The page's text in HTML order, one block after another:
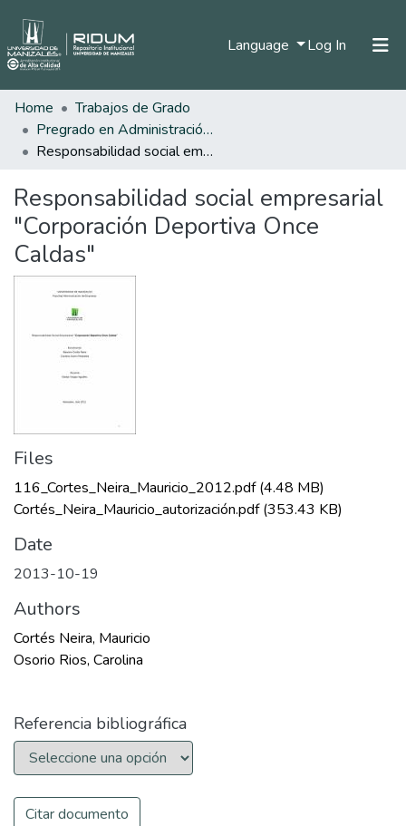
Language Log In (current)
Home
Trabajos de Grado
Pregrado en Administración de Empresas
Responsabilidad social empresarial "Corporación Deportiva Once Caldas"
Responsabilidad social empresarial
"Corporación Deportiva Once
Caldas"
Files
116_Cortes_Neira_Mauricio_2012.pdf(4.48 MB)
Cortés_Neira_Mauricio_autorización.pdf(353.43 KB)
Date
2013-10-19
Authors
Cortés Neira, Mauricio
Osorio Rios, Carolina
Referencia bibliográfica
Citar documento